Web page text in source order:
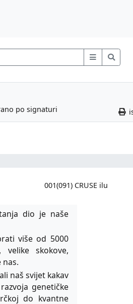
po signaturi
001(091) CRUSE ilu
dio je naše
više od 5000
skokove,
naš svijet kakav
genetičke
do kvantne